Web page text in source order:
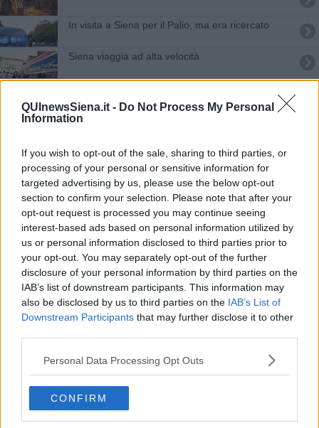
QUInewsSiena.it - Do Not Process My Personal
Information
If you wish to opt-out of the sale, sharing to third parties, or
processing of your personal or sensitive information for
targeted advertising by us, please use the below opt-out
section to confirm your selection. Please note that after your
opt-out request is processed you may continue seeing
interest-based ads based on personal information utilized by
us or personal information disclosed to third parties prior to
your opt-out. You may separately opt-out of the further
disclosure of your personal information by third parties on the
IAB’s list of downstream participants. This information may
also be disclosed by us to third parties on the IAB’s List of
Downstream Participants that may further disclose it to other
Personal Data Processing Opt Outs
CONFIRM
In visita a Siena per il Palio, ma era ricercato
Siena viaggia ad alta velocità
Elezioni POLITICHE 2018
Salute, i migliori ospedali in Toscana e in Italia
Capodanno, i festeggiamenti nelle piazze
Chirurgia dell’orecchio, i super specialisti si
formano in Toscana
La Mens Sana espugna Agropoli
Mps, influenza totale della politica
I Tribunali assumono 1500 cancellieri
Si rinnova il consiglio provinciale
Il bagno grande svela parte dei suoi segreti
Tanti gli eventi in cartellone per le Feste